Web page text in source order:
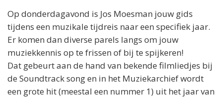
Op donderdagavond is Jos Moesman jouw gids
tijdens een muzikale tijdreis naar een specifiek jaar.
Er komen dan diverse parels langs om jouw
muziekkennis op te frissen of bij te spijkeren!
Dat gebeurt aan de hand van bekende filmliedjes bij
de Soundtrack song en in het Muziekarchief wordt
een grote hit (meestal een nummer 1) uit het jaar van